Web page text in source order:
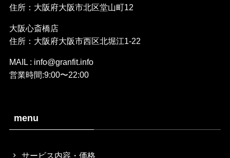
住所：大阪府大阪市北区堂山町12
大阪心斎橋店
住所：大阪府大阪市西区北堀江1-22
MAIL : info@granfit.info
営業時間:9:00〜22:00
menu
サービス内容・価格